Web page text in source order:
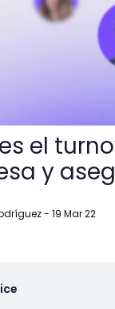
el
y
- 19 Mar 22